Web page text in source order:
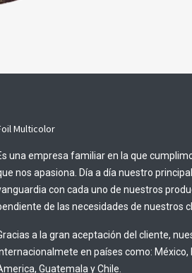
Multicolor
una empresa familiar en la que
nos apasiona. Día a día nuestro
con cada uno de nuestros
de las necesidades de nuestros
a la gran aceptación del cliente,
en países como: México,
Guatemala y Chile.